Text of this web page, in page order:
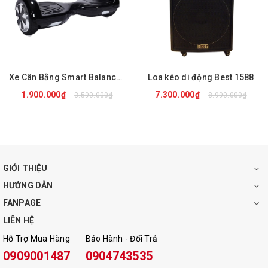
Model:Bose TV-4500
Phụ kiện: 2 micro không dây, 1 dây sạc
Công suất: 600 W
Kết nối Wifi: Lướt web thoải mái
Xe Cân Bằng Smart Balance Wheel ROHS
1.900.000₫
3.590.000₫
Loa kéo di động Best 1588
7.300.000₫
8.990.000₫
GIỚI THIỆU
HƯỚNG DẪN
FANPAGE
LIÊN HỆ
Hỗ Trợ Mua Hàng
0909001487
Bảo Hành - Đổi Trả
0904743535